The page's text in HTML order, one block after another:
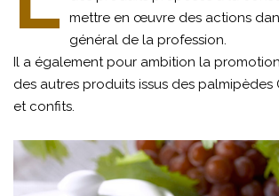
mettre en œuvre des actions
général de la profession.
Il a également pour ambition la
des autres produits issus des palmipèdes
et confits.